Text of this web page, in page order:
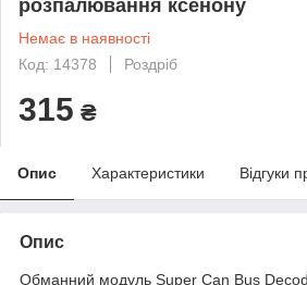
розпалювання ксенону
Немає в наявності
Код: 14378
Роздріб
315 ₴
Опис Характеристики Відгуки
Опис
Обманний модуль Super Can Bus